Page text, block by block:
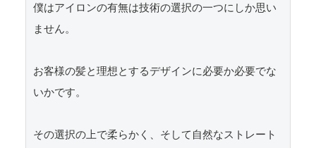
僕はアイロンの有無は技術の選択の一つにしか思い
ません。
お客様の髪と理想とするデザインに必要か必要でな
いかです。
その選択の上で柔らかく、そして自然なストレート